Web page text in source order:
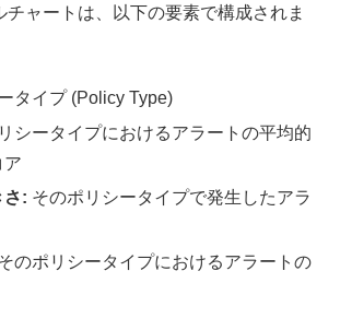
チャートは、以下の要素で構成されま
タイプ (Policy Type)
シータイプにおけるアラートの平均的
ア
さ: そのポリシータイプで発生したアラ
のポリシータイプにおけるアラートの